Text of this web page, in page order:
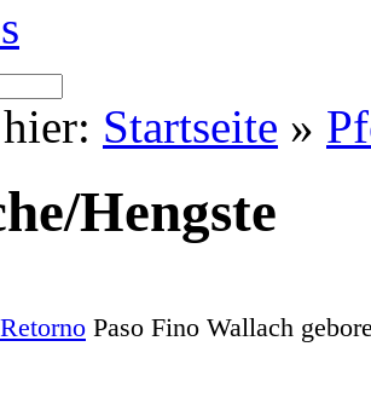
Startseite »
Hengste
Paso Fino Wallach